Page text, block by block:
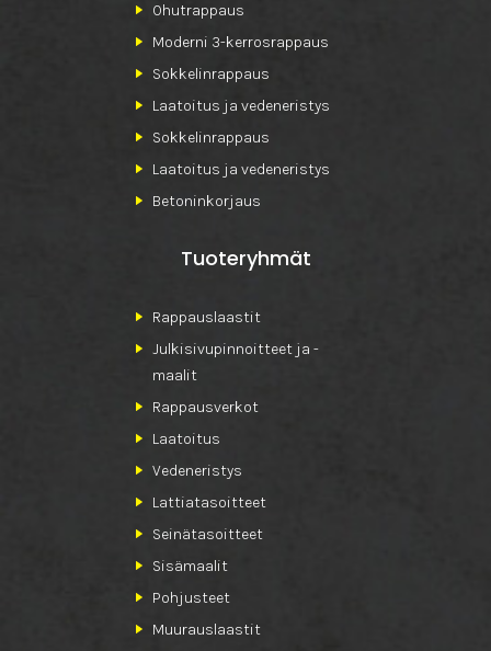
Ohutrappaus
Moderni 3-kerrosrappaus
Sokkelinrappaus
Laatoitus ja vedeneristys
Sokkelinrappaus
Laatoitus ja vedeneristys
Betoninkorjaus
Tuoteryhmät
Rappauslaastit
Julkisivupinnoitteet ja -
maalit
Rappausverkot
Laatoitus
Vedeneristys
Lattiatasoitteet
Seinätasoitteet
Sisämaalit
Pohjusteet
Muurauslaastit